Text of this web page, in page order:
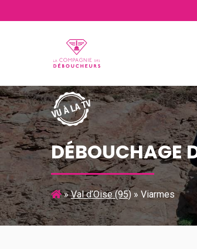
DÉBOUCHAGE
»Val d’Oise (95) » Viarmes